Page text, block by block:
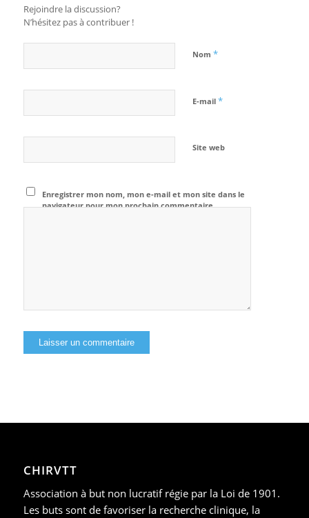
Rejoindre la discussion?
N’hésitez pas à contribuer !
Nom *
E-mail *
Site web
Enregistrer mon nom, mon e-mail et mon site dans le
navigateur pour mon prochain commentaire.
CHIRVTT
Association à but non lucratif régie par la Loi de 1901.
Les buts sont de favoriser la recherche clinique, la